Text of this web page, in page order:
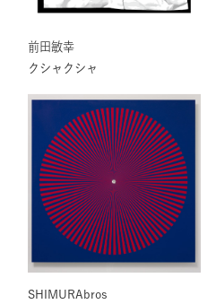
前田敏幸
クシャクシャ
SHIMURAbros